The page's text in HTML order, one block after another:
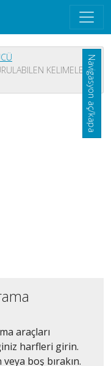
Navigasyon aç/kapa
KELIMELER
araçları
harfleri girin.
boş bırakın.